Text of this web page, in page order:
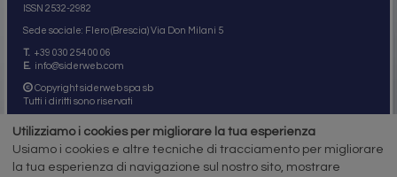
ISSN 2532-2982
Sede sociale: Flero (Brescia) Via Don Milani 5
T. +39 030 254 00 06
E.
info@siderweb.com
Copyright siderweb spa sb
Tutti i diritti sono riservati
Privacy policy
Digital Services Act Policy
Utilizziamo i cookies per migliorare la tua esperienza
Usiamo i cookies e altre tecniche di tracciamento per migliorare
la tua esperienza di navigazione sul nostro sito, mostrare